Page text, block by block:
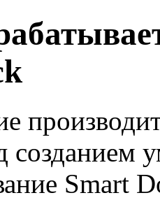
созданием
Smart